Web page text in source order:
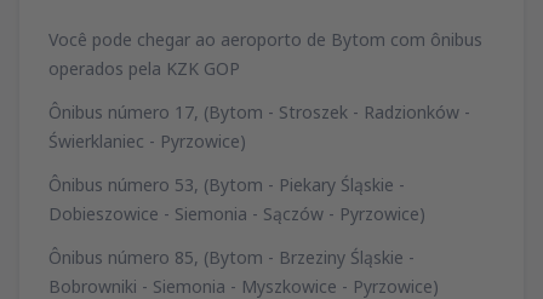
Você pode chegar ao aeroporto de Bytom com ônibus
operados pela KZK GOP
Ônibus número 17, (Bytom - Stroszek - Radzionków -
Świerklaniec - Pyrzowice)
Ônibus número 53, (Bytom - Piekary Śląskie -
Dobieszowice - Siemonia - Sączów - Pyrzowice)
Ônibus número 85, (Bytom - Brzeziny Śląskie -
Bobrowniki - Siemonia - Myszkowice - Pyrzowice)